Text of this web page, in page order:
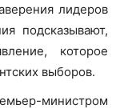
лидеров
подсказывают,
которое
выборов.
министром